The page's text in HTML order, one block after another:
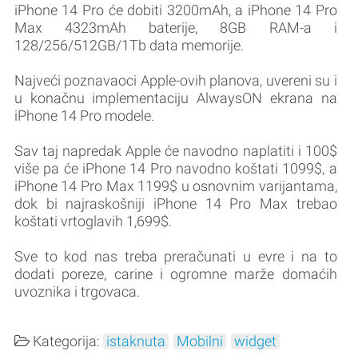
iPhone 14 Pro će dobiti 3200mAh, a iPhone 14 Pro
Max 4323mAh baterije, 8GB RAM-a i
128/256/512GB/1Tb data memorije.
Najveći poznavaoci Apple-ovih planova, uvereni su i
u konačnu implementaciju AlwaysON ekrana na
iPhone 14 Pro modele.
Sav taj napredak Apple će navodno naplatiti i 100$
više pa će iPhone 14 Pro navodno koštati 1099$, a
iPhone 14 Pro Max 1199$ u osnovnim varijantama,
dok bi najraskošniji iPhone 14 Pro Max trebao
koštati vrtoglavih 1,699$.
Sve to kod nas treba preračunati u evre i na to
dodati poreze, carine i ogromne marže domaćih
uvoznika i trgovaca.
Kategorija: istaknuta Mobilni widget